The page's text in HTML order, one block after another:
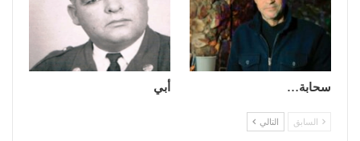
سحابة… أبي
السابق التالي